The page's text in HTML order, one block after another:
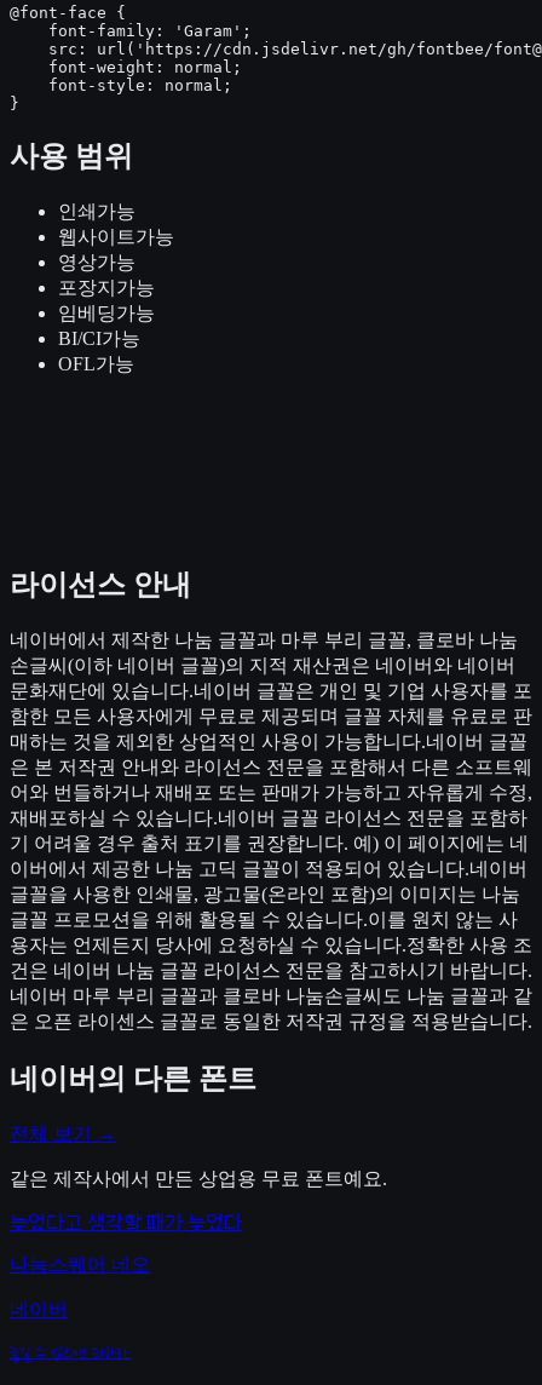
@font-face {
    font-family: 'Garam';
src: url('https://cdn.jsdelivr.net/gh/fontbee/
    font-weight: normal;
    font-style: normal;
}
사용 범위
인쇄 가능
웹사이트가능
영상가능
포장지 가능
임베딩가능
BI/CI가능
OFL가능
라이선스 안내
네이버에서 제작한 나눔 글꼴과 마루 부리 글꼴, 클로바 나눔
손글씨(이하 네이버 글꼴)의 지적 재산권은 네이버와 네이버
문화재단에 있습니다.네이버 글꼴은 개인 및 기업 사용자를 포
함한 모든 사용자에게 무료로 제공되며 글꼴 자체를 유료로 판
매하는 것을 제외한 상업적인 사용이 가능합니다.네이버 글꼴
은 본 저작권 안내와 라이선스 전문을 포함해서 다른 소프트웨
어와 번들하거나 재배포 또는 판매가 가능하고 자유롭게 수정,
재배포하실 수 있습니다.네이버 글꼴 라이선스 전문을 포함하
기 어려울 경우 출처 표기를 권장합니다. 예) 이 페이지에는 네
이버에서 제공한 나눔 고딕 글꼴이 적용되어 있습니다.네이버
글꼴을 사용한 인쇄물, 광고물(온라인 포함)의 이미지는 나눔
글꼴 프로모션을 위해 활용될 수 있습니다.이를 원치 않는 사
용자는 언제든지 당사에 요청하실 수 있습니다.정확한 사용 조
건은 네이버 나눔 글꼴 라이선스 전문을 참고하시기 바랍니다.
네이버 마루 부리 글꼴과 클로바 나눔손글씨도 나눔 글꼴과 같
은 오픈 라이센스 글꼴로 동일한 저작권 규정을 적용받습니다.
네이버 의 다른 폰트
전체 보기 →
같은 제작사에서 만든 상업용 무료 폰트예요.
늦었다고 생각할 때가 늦었다
나눔스퀘어 네오
네이버
즐길 수 없으면 피하라